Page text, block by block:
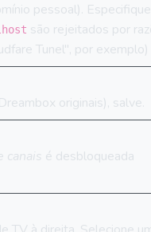
pessoal).
são rejeitados por
Tunel", por exemplo)
originais), salve.
canais é desbloqueada